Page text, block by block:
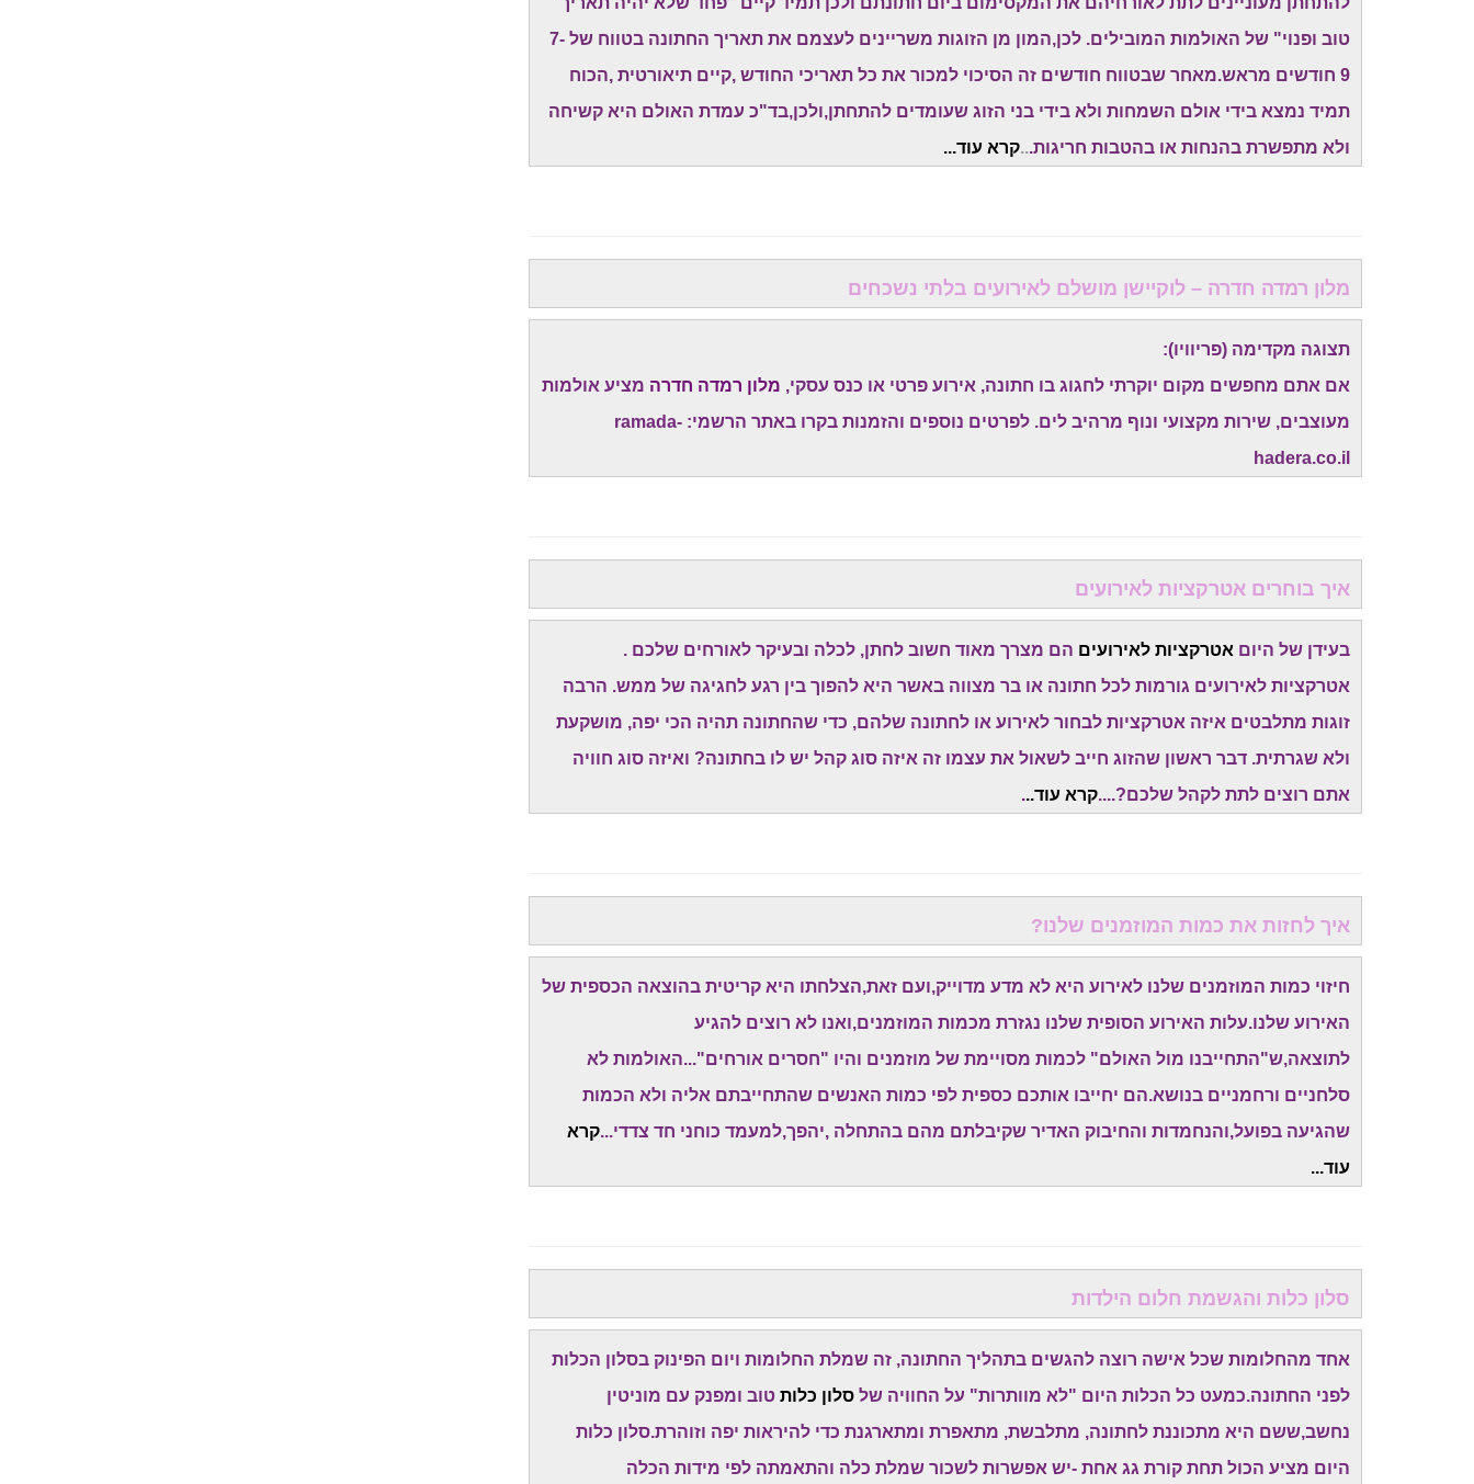
טוב ופנוי" של האולמות המובילים. לכן,המון מן הזוגות משריינים לעצמם את תאריך החתונה בטווח של 7-
9 חודשים מראש.מאחר שבטווח חודשים זה הסיכוי למכור את כל תאריכי החודש ,קיים תיאורטית ,הכוח
תמיד נמצא בידי אולם השמחות ולא בידי בני הזוג שעומדים להתחתן,ולכן,בד"כ עמדת האולם היא קשיחה
ולא מתפשרת בהנחות או בהטבות חריגות...קרא עוד...
מלון רמדה חדרה – לוקיישן מושלם לאירועים בלתי נשכחים
תצוגה מקדימה (פריוויו):
אם אתם מחפשים מקום יוקרתי לחגוג בו חתונה, אירוע פרטי או כנס עסקי, מלון רמדה חדרה מציע אולמות
מעוצבים, שירות מקצועי ונוף מרהיב לים. לפרטים נוספים והזמנות בקרו באתר הרשמי: ramada-
hadera.co.il
איך בוחרים אטרקציות לאירועים
בעידן של היום אטרקציות לאירועים הם מצרך מאוד חשוב לחתן, לכלה ובעיקר לאורחים שלכם .
אטרקציות לאירועים גורמות לכל חתונה או בר מצווה באשר היא להפוך בין רגע לחגיגה של ממש. הרבה
זוגות מתלבטים איזה אטרקציות לבחור לאירוע או לחתונה שלהם, כדי שהחתונה תהיה הכי יפה, מושקעת
ולא שגרתית. דבר ראשון שהזוג חייב לשאול את עצמו זה איזה סוג קהל יש לו בחתונה? ואיזה סוג חוויה
אתם רוצים לתת לקהל שלכם?....קרא עוד...
איך לחזות את כמות המוזמנים שלנו?
חיזוי כמות המוזמנים שלנו לאירוע היא לא מדע מדוייק,ועם זאת,הצלחתו היא קריטית בהוצאה הכספית של
האירוע שלנו.עלות האירוע הסופית שלנו נגזרת מכמות המוזמנים,ואנו לא רוצים להגיע
לתוצאה,ש"התחייבנו מול האולם" לכמות מסויימת של מוזמנים והיו "חסרים אורחים"...האולמות לא
סלחניים ורחמניים בנושא.הם יחייבו אותכם כספית לפי כמות האנשים שהתחייבתם אליה ולא הכמות
שהגיעה בפועל,והנחמדות והחיבוק האדיר שקיבלתם מהם בהתחלה ,יהפך,למעמד כוחני חד צדדי...קרא
עוד...
סלון כלות והגשמת חלום הילדות
אחד מהחלומות שכל אישה רוצה להגשים בתהליך החתונה, זה שמלת החלומות ויום הפינוק בסלון הכלות
לפני החתונה.כמעט כל הכלות היום "לא מוותרות" על החוויה של סלון כלות טוב ומפנק עם מוניטין
נחשב,ששם היא מתכוננת לחתונה, מתלבשת, מתאפרת ומתארגנת כדי להיראות יפה וזוהרת.סלון כלות
היום מציע הכול תחת קורת גג אחת -יש אפשרות לשכור שמלת כלה והתאמתה לפי מידות הכלה